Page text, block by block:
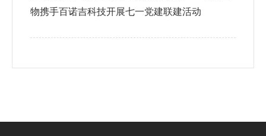
物携手百诺吉科技开展七一党建联建活动